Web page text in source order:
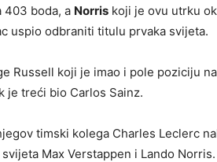
403 boda, a Norris koji je ovu utrku
uspio odbraniti titulu prvaka svijeta.
Russell koji je imao i pole poziciju
je treći bio Carlos Sainz.
timski kolega Charles Leclerc
Max Verstappen i Lando Norris.